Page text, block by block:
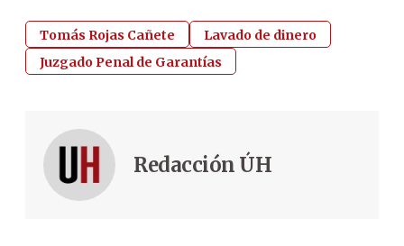
Tomás Rojas Cañete
Lavado de dinero
Juzgado Penal de Garantías
Redacción ÚH